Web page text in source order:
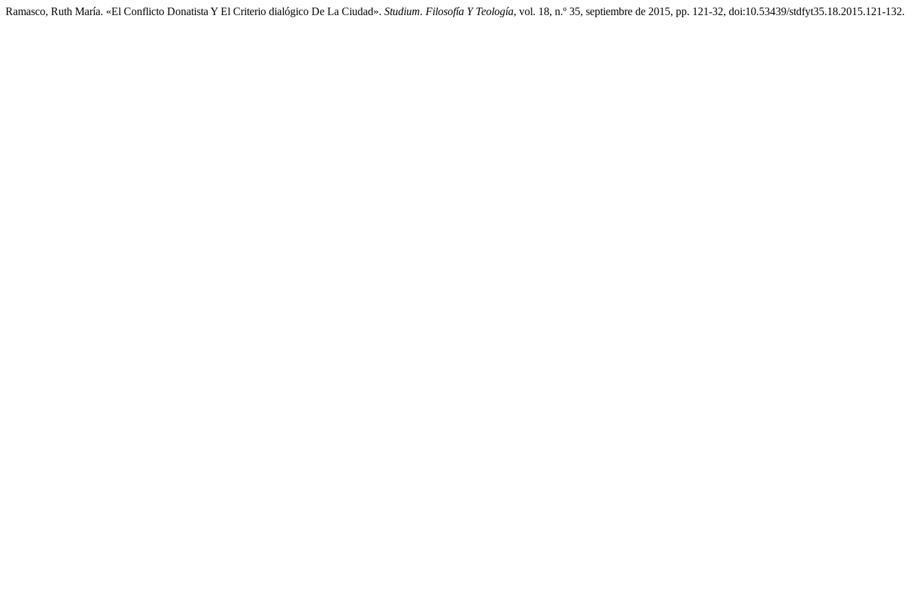
Ramasco, Ruth María. «El Conflicto Donatista Y El Criterio dialógico De La Ciudad». Studium. Filosofía Y Teología, vol. 18, n.º 35, septiembre de 2015, pp. 121-32, doi:10.53439/stdfyt35.18.2015.121-132.